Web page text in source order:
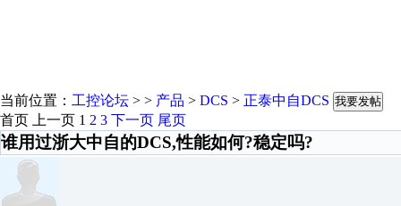
当前位置： 工控论坛 > > 产品 > DCS > 正泰中自DCS 我要发帖
首页 上一页 1 2 3 下一页 尾页
谁用过浙大中自的DCS,性能如何?稳定吗?